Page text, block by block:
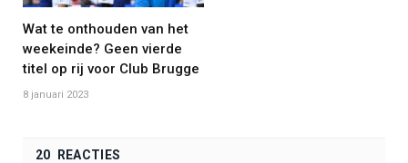
Wat te onthouden van het
weekeinde? Geen vierde
titel op rij voor Club Brugge
8 januari 2023
20 REACTIES